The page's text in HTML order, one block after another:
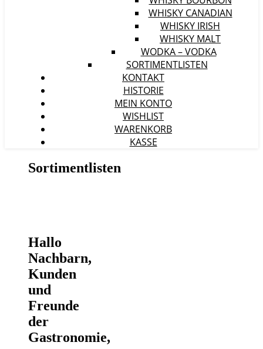
WHISKY CANADIAN
WHISKY IRISH
WHISKY MALT
WODKA – VODKA
SORTIMENTLISTEN
KONTAKT
HISTORIE
MEIN KONTO
WISHLIST
WARENKORB
KASSE
Sortimentlisten
Hallo
Nachbarn,
Kunden
und
Freunde
der
Gastronomie,